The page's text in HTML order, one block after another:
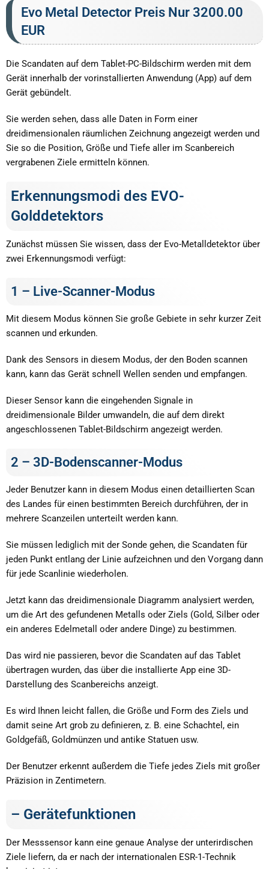
Evo Metal Detector Preis Nur 3200.00
EUR
Die Scandaten auf dem Tablet-PC-Bildschirm werden mit dem
Gerät innerhalb der vorinstallierten Anwendung (App) auf dem
Gerät gebündelt.
Sie werden sehen, dass alle Daten in Form einer
dreidimensionalen räumlichen Zeichnung angezeigt werden und
Sie so die Position, Größe und Tiefe aller im Scanbereich
vergrabenen Ziele ermitteln können.
Erkennungsmodi des EVO-
Golddetektors
Zunächst müssen Sie wissen, dass der Evo-Metalldetektor über
zwei Erkennungsmodi verfügt:
1 – Live-Scanner-Modus
Mit diesem Modus können Sie große Gebiete in sehr kurzer Zeit
scannen und erkunden.
Dank des Sensors in diesem Modus, der den Boden scannen
kann, kann das Gerät schnell Wellen senden und empfangen.
Dieser Sensor kann die eingehenden Signale in
dreidimensionale Bilder umwandeln, die auf dem direkt
angeschlossenen Tablet-Bildschirm angezeigt werden.
2 – 3D-Bodenscanner-Modus
Jeder Benutzer kann in diesem Modus einen detaillierten Scan
des Landes für einen bestimmten Bereich durchführen, der in
mehrere Scanzeilen unterteilt werden kann.
Sie müssen lediglich mit der Sonde gehen, die Scandaten für
jeden Punkt entlang der Linie aufzeichnen und den Vorgang dann
für jede Scanlinie wiederholen.
Jetzt kann das dreidimensionale Diagramm analysiert werden,
um die Art des gefundenen Metalls oder Ziels (Gold, Silber oder
ein anderes Edelmetall oder andere Dinge) zu bestimmen.
Das wird nie passieren, bevor die Scandaten auf das Tablet
übertragen wurden, das über die installierte App eine 3D-
Darstellung des Scanbereichs anzeigt.
Es wird Ihnen leicht fallen, die Größe und Form des Ziels und
damit seine Art grob zu definieren, z. B. eine Schachtel, ein
Goldgefäß, Goldmünzen und antike Statuen usw.
Der Benutzer erkennt außerdem die Tiefe jedes Ziels mit großer
Präzision in Zentimetern.
– Gerätefunktionen
Der Messsensor kann eine genaue Analyse der unterirdischen
Ziele liefern, da er nach der internationalen ESR-1-Technik